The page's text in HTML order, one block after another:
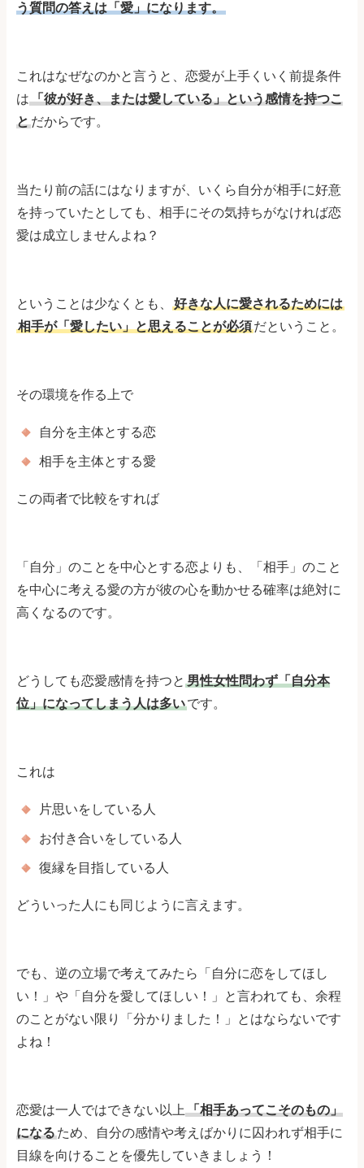
う質問の答えは「愛」になります。
これはなぜなのかと言うと、恋愛が上手くいく前提条件
は「彼が好き、または愛している」という感情を持つこ
とだからです。
当たり前の話にはなりますが、いくら自分が相手に好意
を持っていたとしても、相手にその気持ちがなければ恋
愛は成立しませんよね？
ということは少なくとも、
好きな人に愛されるためには
相手が「愛したい」と思えることが必須だということ。
その環境を作る上で
自分を主体とする恋
相手を主体とする愛
この両者で比較をすれば
「自分」のことを中心とする恋よりも、「相手」のこと
を中心に考える愛の方が彼の心を動かせる確率は絶対に
高くなるのです。
どうしても恋愛感情を持つと 男性女性問わず「自分本
位」になってしまう人は多いです。
これは
片思いをしている人
お付き合いをしている人
復縁を目指している人
どういった人にも同じように言えます。
でも、逆の立場で考えてみたら「自分に恋をしてほし
い！」や「自分を愛してほしい！」と言われても、余程
のことがない限り「分かりました！」とはならないです
よね！
恋愛は一人ではできない以上 「相手あってこそのもの」
になるため、自分の感情や考えばかりに囚われず相手に
目線を向けることを優先していきましょう！